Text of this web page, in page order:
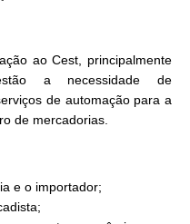
ao Cest, principalmente
a necessidade de
de automação para a
de mercadorias.
e o importador;